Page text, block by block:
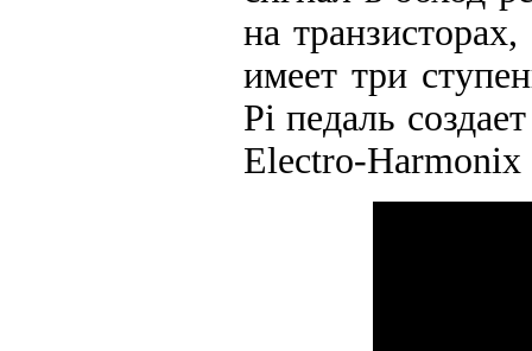
на
имеет три
Pi педаль
Electro-